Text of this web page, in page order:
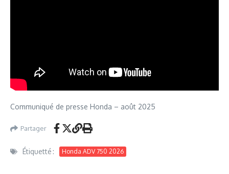
Communiqué de presse Honda – août 2025
Partager
Étiquetté : Honda ADV 750 2026